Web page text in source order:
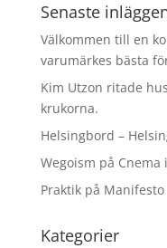
Senaste
Välkommen till en
varumärkes bästa
Kim Utzon ritade
krukorna.
Helsingbord –
Wegoism på
Praktik på Manifesto
Kategorier